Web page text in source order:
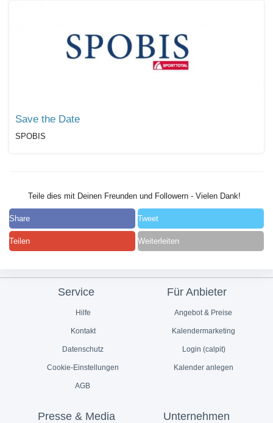
Save the Date
SPOBIS
Teile dies mit Deinen Freunden und Followern - Vielen Dank!
Share Tweet
Teilen Weiterleiten
Service
Hilfe
Kontakt
Datenschutz
Cookie-Einstellungen
AGB
Für Anbieter
Angebot & Preise
Kalendermarketing
Login (calpit)
Kalender anlegen
Presse & Media Unternehmen